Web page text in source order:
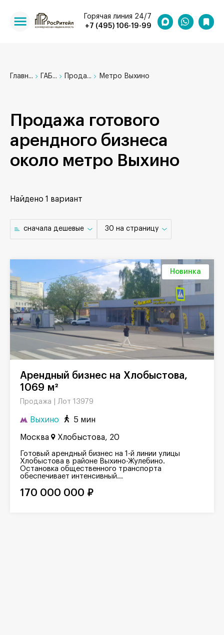
+7 (495) 106-19-99
Горячая линия 24/7
Главн... ГАБ... Прода... Метро Выхино
Продажа готового
арендного бизнеса
около метро Выхино
Найдено 1 вариант
cначала дешевые 30 на страницу
Новинка
Арендный бизнес на Хлобыстова,
1069 м²
Продажа | Лот 13979
Выхино 5 мин
Москва Хлобыстова, 20
Готовый арендный бизнес на 1-й линии улицы
Хлобыстова в районе Выхино-Жулебино.
Остановка общественного транспорта
обеспечивает интенсивный...
170 000 000 ₽